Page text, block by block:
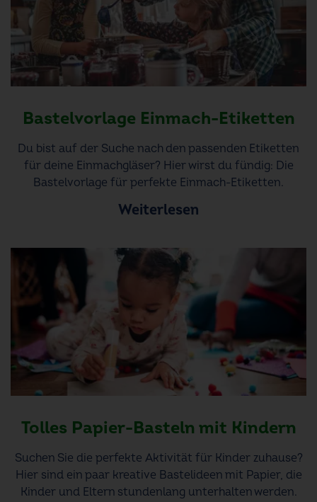
Bastelvorlage Einmach-Etiketten
Du bist auf der Suche nach den passenden Etiketten
für deine Einmachgläser? Hier wirst du fündig: Die
Bastelvorlage für perfekte Einmach-Etiketten.
Weiterlesen
Tolles Papier-Basteln mit Kindern
Suchen Sie die perfekte Aktivität für Kinder zuhause?
Hier sind ein paar kreative Bastelideen mit Papier, die
Kinder und Eltern stundenlang unterhalten werden.